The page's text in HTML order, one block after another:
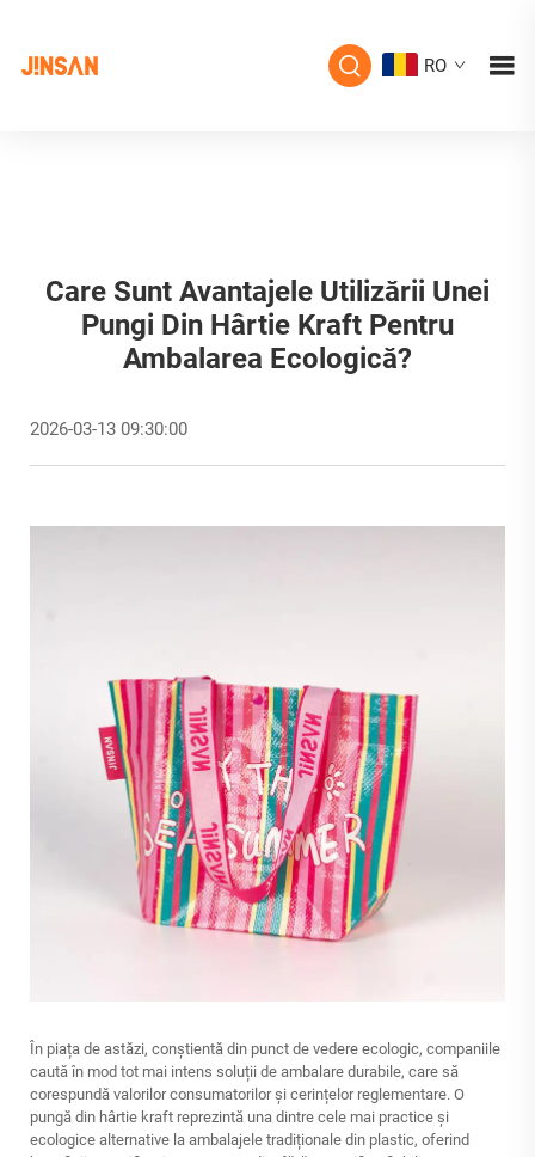
RO
Care Sunt Avantajele Utilizării Unei
Pungi Din Hârtie Kraft Pentru
Ambalarea Ecologică?
2026-03-13 09:30:00
În piața de astăzi, conștientă din punct de vedere ecologic, companiile
caută în mod tot mai intens soluții de ambalare durabile, care să
corespundă valorilor consumatorilor și cerințelor reglementare. O
pungă din hârtie kraft reprezintă una dintre cele mai practice și
ecologice alternative la ambalajele tradiționale din plastic, oferind